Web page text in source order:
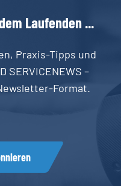
Laufenden ...
Praxis-Tipps und
SERVICENEWS –
Format.